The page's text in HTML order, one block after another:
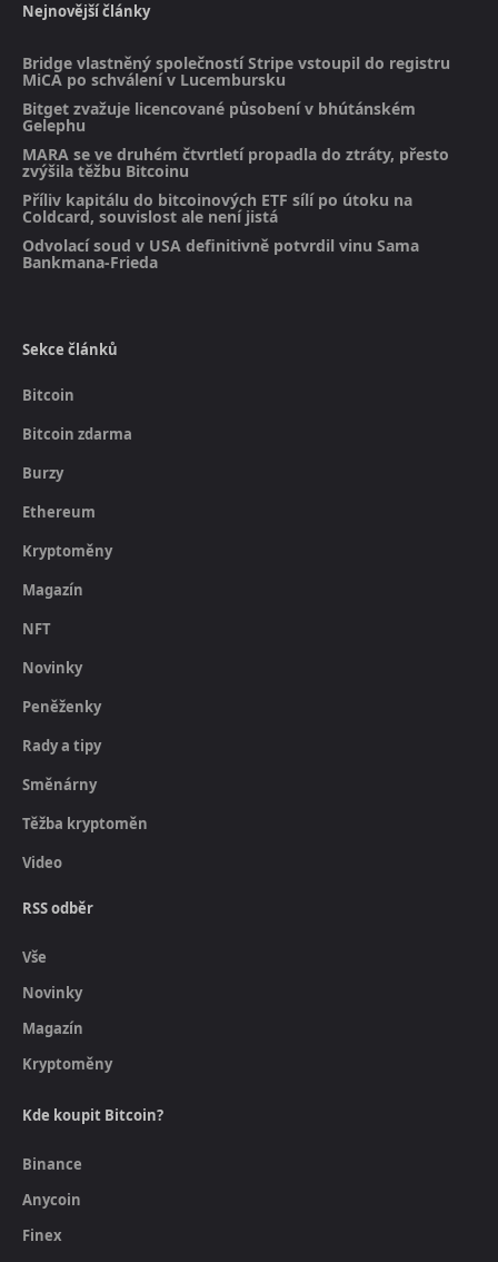
Nejnovější články
Bridge vlastněný společností Stripe vstoupil do registru
MiCA po schválení v Lucembursku
Bitget zvažuje licencované působení v bhútánském
Gelephu
MARA se ve druhém čtvrtletí propadla do ztráty, přesto
zvýšila těžbu Bitcoinu
Příliv kapitálu do bitcoinových ETF sílí po útoku na
Coldcard, souvislost ale není jistá
Odvolací soud v USA definitivně potvrdil vinu Sama
Bankmana-Frieda
Sekce článků
Bitcoin
Bitcoin zdarma
Burzy
Ethereum
Kryptoměny
Magazín
NFT
Novinky
Peněženky
Rady a tipy
Směnárny
Těžba kryptoměn
Video
RSS odběr
Vše
Novinky
Magazín
Kryptoměny
Kde koupit Bitcoin?
Binance
Anycoin
Finex